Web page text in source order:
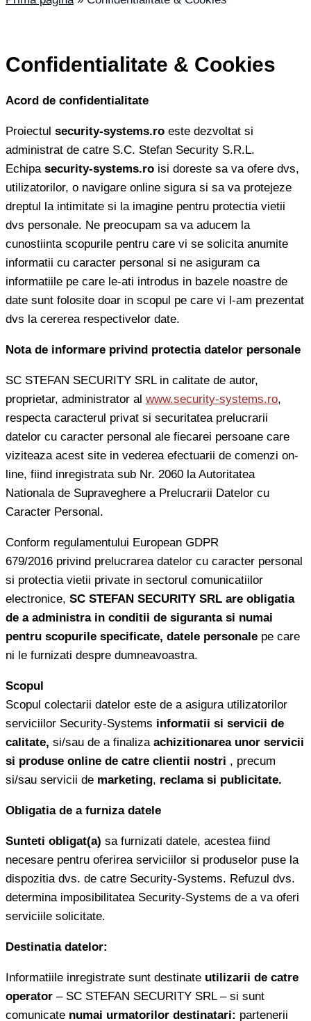
Confidentialitate & Cookies
Acord de confidentialitate
Proiectul security-systems.ro este dezvoltat si
administrat de catre S.C. Stefan Security S.R.L.
Echipasecurity-systems.ro isi doreste sa va ofere dvs,
utilizatorilor, o navigare online sigura si sa va protejeze
dreptul la intimitate si la imagine pentru protectia vietii
dvs personale. Ne preocupam sa va aducem la
cunostiinta scopurile pentru care vi se solicita anumite
informatii cu caracter personal si ne asiguram ca
informatiile pe care le-ati introdus in bazele noastre de
date sunt folosite doar in scopul pe care vi l-am prezentat
dvs la cererea respectivelor date.
Nota de informare privind protectia datelor personale
SC STEFAN SECURITY SRL in calitate de autor,
proprietar, administrator al www.security-systems.ro,
respecta caracterul privat si securitatea prelucrarii
datelor cu caracter personal ale fiecarei persoane care
viziteaza acest site in vederea efectuarii de comenzi on-
line, fiind inregistrata sub Nr. 2060 la Autoritatea
Nationala de Supraveghere a Prelucrarii Datelor cu
Caracter Personal.
Conform regulamentului European GDPR
679/2016 privind prelucrarea datelor cu caracter personal
si protectia vietii private in sectorul comunicatiilor
electronice, SC STEFAN SECURITY SRL are obligatia
de a administra in conditii de siguranta si numai
pentru scopurile specificate, datele personale pe care
ni le furnizati despre dumneavoastra.
Scopul
Scopul colectarii datelor este de a asigura utilizatorilor
serviciilor Security-Systems informatii si servicii de
calitate, si/sau de a finaliza achizitionarea unor servicii
si produse online de catre clientii nostri , precum
si/sau servicii de marketing, reclama si publicitate.
Obligatia de a furniza datele
Sunteti obligat(a) sa furnizati datele, acestea fiind
necesare pentru oferirea serviciilor si produselor puse la
dispozitia dvs. de catre Security-Systems. Refuzul dvs.
determina imposibilitatea Security-Systems de a va oferi
serviciile solicitate.
Destinatia datelor:
Informatiile inregistrate sunt destinate utilizarii de catre
operator – SC STEFAN SECURITY SRL – si sunt
comunicate numai urmatorilor destinatari: partenerii